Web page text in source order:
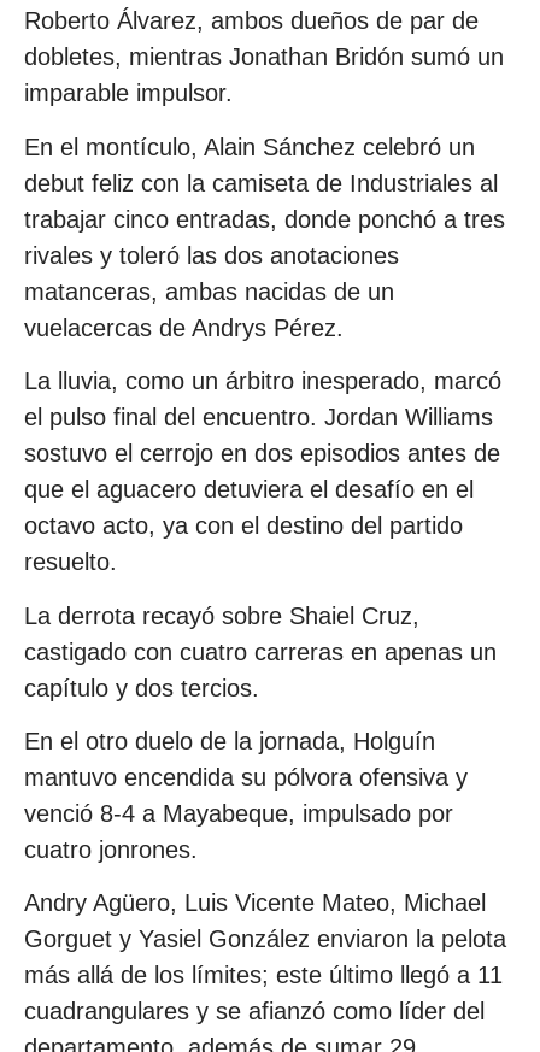
Roberto Álvarez, ambos dueños de par de
dobletes, mientras Jonathan Bridón sumó un
imparable impulsor.
En el montículo, Alain Sánchez celebró un
debut feliz con la camiseta de Industriales al
trabajar cinco entradas, donde ponchó a tres
rivales y toleró las dos anotaciones
matanceras, ambas nacidas de un
vuelacercas de Andrys Pérez.
La lluvia, como un árbitro inesperado, marcó
el pulso final del encuentro. Jordan Williams
sostuvo el cerrojo en dos episodios antes de
que el aguacero detuviera el desafío en el
octavo acto, ya con el destino del partido
resuelto.
La derrota recayó sobre Shaiel Cruz,
castigado con cuatro carreras en apenas un
capítulo y dos tercios.
En el otro duelo de la jornada, Holguín
mantuvo encendida su pólvora ofensiva y
venció 8-4 a Mayabeque, impulsado por
cuatro jonrones.
Andry Agüero, Luis Vicente Mateo, Michael
Gorguet y Yasiel González enviaron la pelota
más allá de los límites; este último llegó a 11
cuadrangulares y se afianzó como líder del